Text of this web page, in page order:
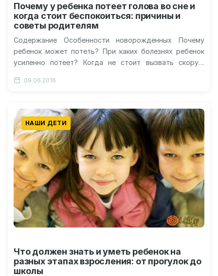
Почему у ребенка потеет голова во сне и
когда стоит беспокоиться: причины и
советы родителям
Содержание Особенности новорожденных Почему
ребенок может потеть? При каких болезнях ребенок
усиленно потеет? Когда не стоит вызвать скорую
09.06.2016
НАШИ ДЕТИ
Что должен знать и уметь ребенок на
разных этапах взросления: от прогулок до
школы